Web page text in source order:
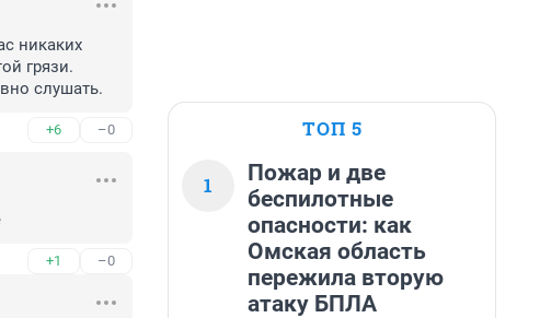
никаких
грязи.
слушать.
+6 –0
+1 –0
ТОП 5
1
Пожар и две
беспилотные
опасности: как
Омская область
пережила вторую
атаку БПЛА